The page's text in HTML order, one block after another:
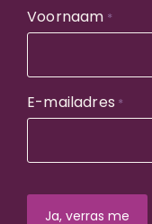
Voorstellingen
Locaties
Cinema Culinair
Voornaam *
E-mailadres *